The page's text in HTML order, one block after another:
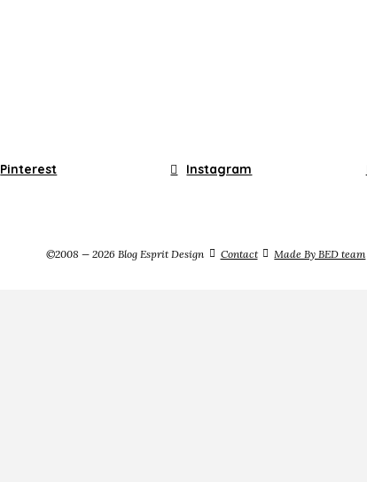
Pinterest Instagram
©2008 — 2026 Blog Esprit Design Contact Made By BED team